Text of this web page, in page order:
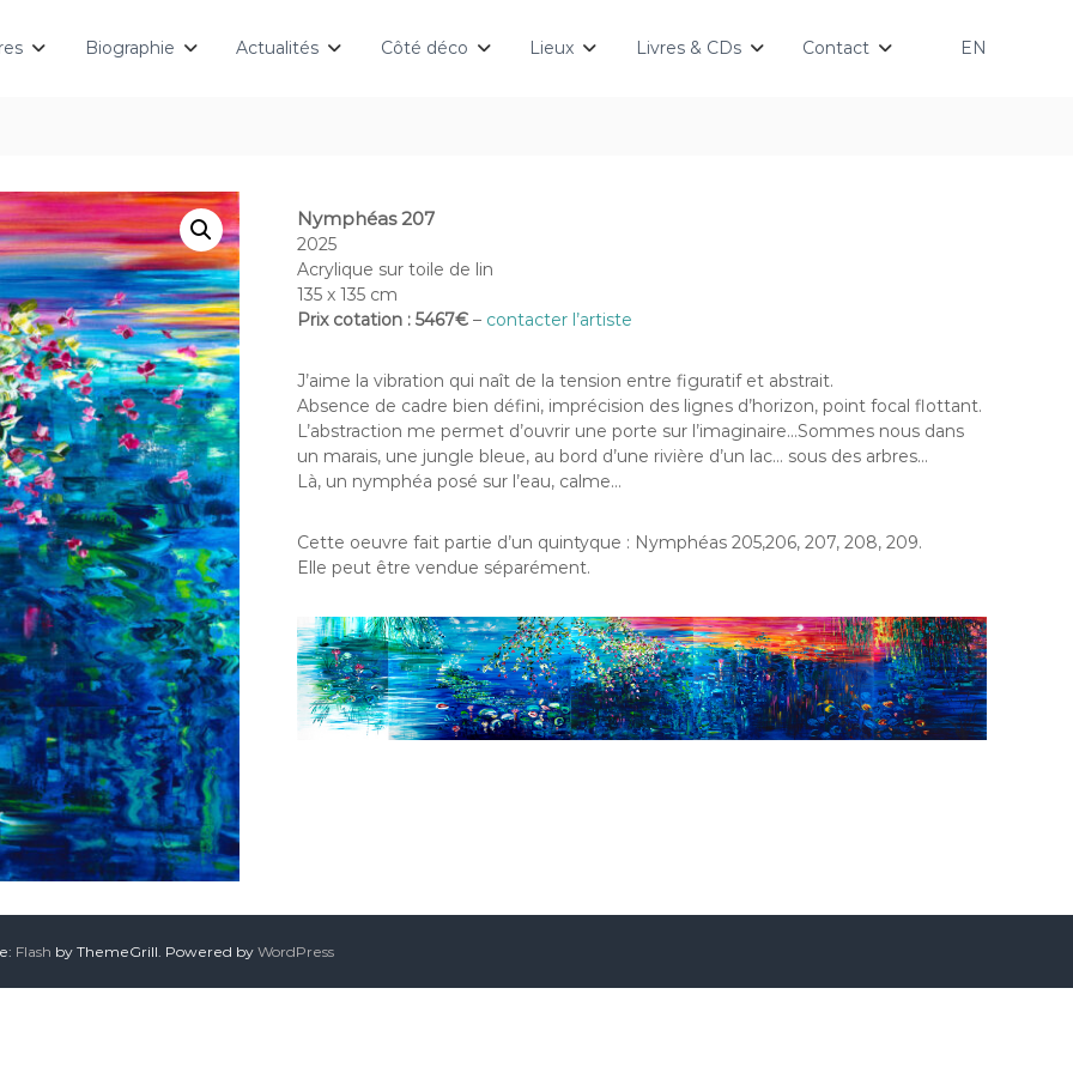
Biographie Actualités Côté déco Lieux Livres & CDs Contact EN
Nymphéas 207
2025
Acrylique sur toile de lin
135 x 135 cm
Prix cotation : 5467€ – contacter l’artiste
J’aime la vibration qui naît de la tension entre figuratif et abstrait.
Absence de cadre bien défini, imprécision des lignes d’horizon, point focal flottant.
L’abstraction me permet d’ouvrir une porte sur l’imaginaire…Sommes nous dans
un marais, une jungle bleue, au bord d’une rivière d’un lac… sous des arbres…
Là, un nymphéa posé sur l’eau, calme…
Cette oeuvre fait partie d’un quintyque : Nymphéas 205,206, 207, 208, 209.
Elle peut être vendue séparément.
Flash by ThemeGrill. Powered by WordPress